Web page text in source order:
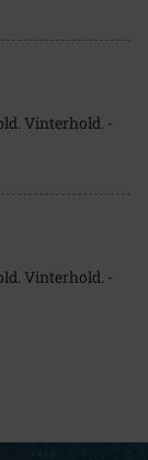
Vinterhold. -
Vinterhold. -